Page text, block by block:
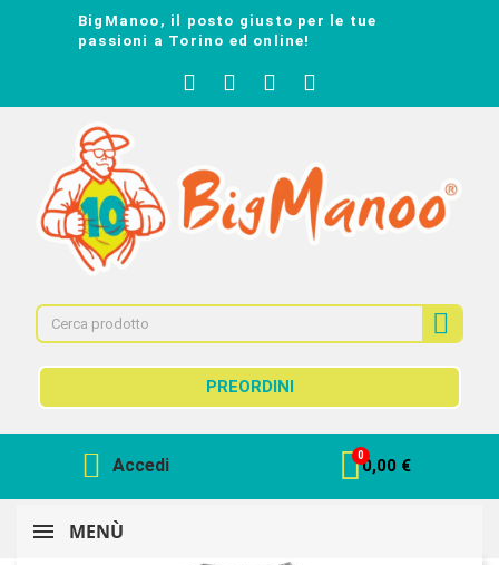
BigManoo, il posto giusto per le tue
passioni a Torino ed online!
PREORDINI
Accedi 0,00 €
MENÙ